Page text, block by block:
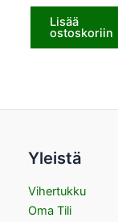
Lisää
ostoskoriin
Yleistä
Vihertukku
Oma Tili